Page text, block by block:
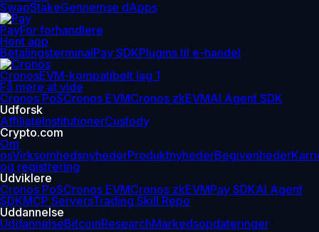
SwapStakeGennemse dApps
PayFor forhandlere
Hent app
BetalingsterminalPay SDKPlugins til e-handel
CronosEVM-kompatibelt lag 1
Få mere at vide
Cronos PoSCronos EVMCronos zkEVMAI Agent SDK
Udforsk
AffiliateInstitutionerCustody
Crypto.com
Om
osVirksomhedsnyhederProduktnyhederBegivenheder
og registrering
Udviklere
Cronos PoSCronos EVMCronos zkEVMPay SDKAI Agent
SDKMCP ServersTrading Skill Repo
Uddannelse
UddannelseBitcoinResearchMarkedsopdateringer